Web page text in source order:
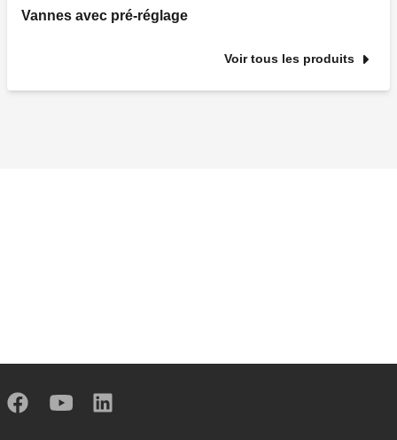
Vannes avec pré-réglage
Voir tous les produits